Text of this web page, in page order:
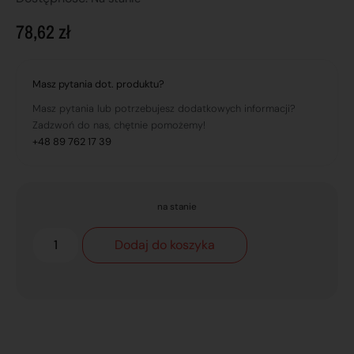
78,62 zł
Masz pytania dot. produktu?
Masz pytania lub potrzebujesz dodatkowych informacji?
Zadzwoń do nas, chętnie pomożemy!
+48 89 762 17 39
na stanie
Dodaj do koszyka